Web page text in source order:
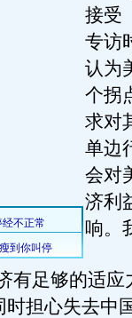
接受
专访
认为
个拐
求对
单边
会对
济利
响。
足够的适应
时担心失去中